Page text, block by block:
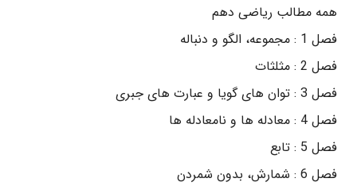
همه مطالب ریاضی دهم
فصل 1 : مجموعه، الگو و دنباله
فصل 2 : مثلثات
فصل 3 : توان های گویا و عبارت های جبری
فصل 4 : معادله ها و نامعادله ها
فصل 5 : تابع
فصل 6 : شمارش، بدون شمردن